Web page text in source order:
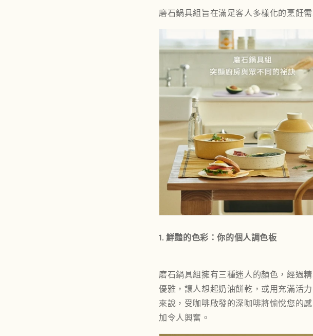
磨石鍋具組 旨在滿足客人多樣化的烹飪
1. 鮮豔的色彩：你的個人調色板
磨石鍋具組擁有三種迷人的顏色，經過
優雅，讓人想起奶油餅乾，或用充滿活
來說，受咖啡啟發的深咖啡將愉悅您的
加令人興奮。